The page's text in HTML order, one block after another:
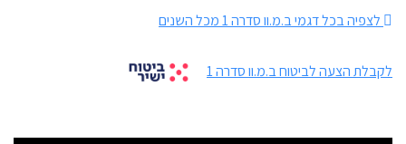
לצפיה בכל דגמי ב.מ.וו סדרה 1 מכל השנים
לקבלת הצעה לביטוח ב.מ.וו סדרה 1